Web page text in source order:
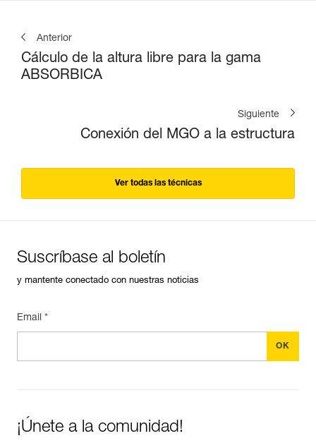
Anterior
Cálculo de la altura libre para la gama
ABSORBICA
Siguiente
Conexión del MGO a la estructura
Ver todas las técnicas
Suscríbase al boletín
y mantente conectado con nuestras noticias
Email *
¡Únete a la comunidad!